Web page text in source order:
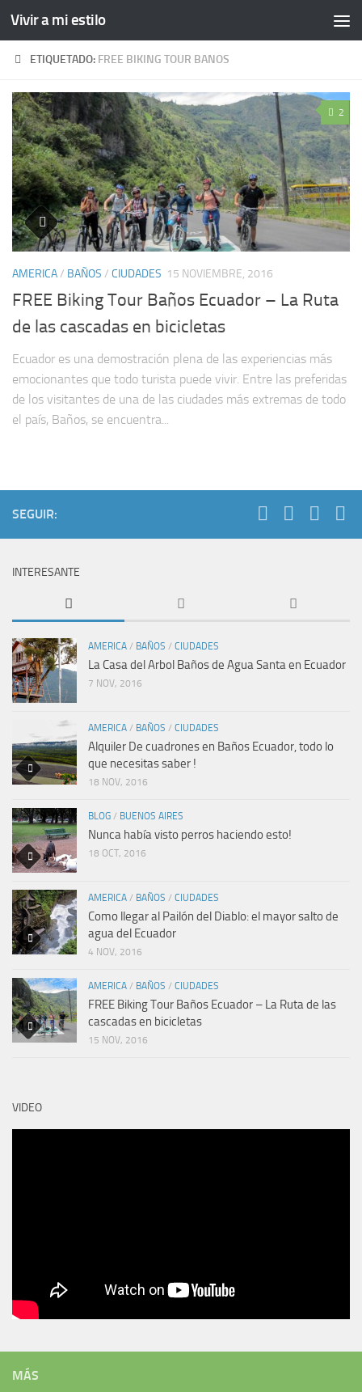
Vivir a mi estilo
ETIQUETADO: FREE BIKING TOUR BANOS
2
AMERICA/ BAÑOS / CIUDADES 15 NOVIEMBRE, 2016
FREE Biking Tour Baños Ecuador – La Ruta
de las cascadas en bicicletas
Ecuador es una demostración plena de las experiencias más
emocionantes que todo turista puede vivir. Entre las preferidas
de los visitantes de una de las ciudades más extremas de todo
el país, Baños, se encuentra...
SEGUIR:
INTERESANTE
AMERICA / BAÑOS / CIUDADES
La Casa del Arbol Baños de Agua Santa en Ecuador
7 NOV, 2016
AMERICA / BAÑOS / CIUDADES
Alquiler De cuadrones en Baños Ecuador, todo lo
que necesitas saber !
18 NOV, 2016
BLOG / BUENOS AIRES
Nunca había visto perros haciendo esto!
18 OCT, 2016
AMERICA / BAÑOS / CIUDADES
Como llegar al Pailón del Diablo: el mayor salto de
agua del Ecuador
4 NOV, 2016
AMERICA / BAÑOS / CIUDADES
FREE Biking Tour Baños Ecuador – La Ruta de las
cascadas en bicicletas
15 NOV, 2016
VIDEO
MÁS